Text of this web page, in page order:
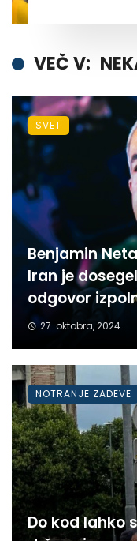
VEČ V:
Benjamin
Iran je
odgovor
27. oktobra, 2024
SVET
Do kod lahko
NOTRANJE ZADEVE